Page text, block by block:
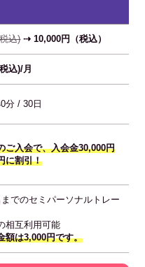
込)⇢ 10,000円（税込）
込)/月
分 / 30日
ご入会で、入会金30,000円
に割引！
までのセミパーソナルトレー
相互利用可能
額は3,000円です。